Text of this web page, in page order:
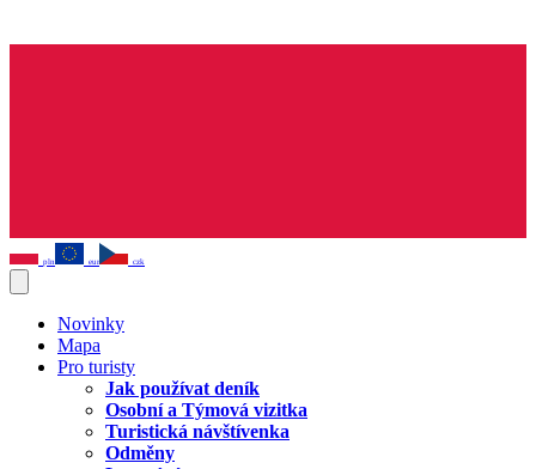
pln eur czk
Novinky
Mapa
Pro turisty
Jak používat deník
Osobní a Týmová vizitka
Turistická návštívenka
Odměny